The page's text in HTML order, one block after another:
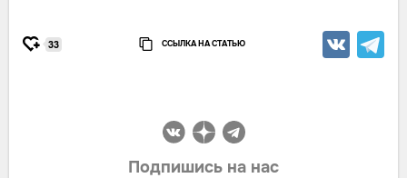
33 ССЫЛКА НА СТАТЬЮ
Подпишись на нас